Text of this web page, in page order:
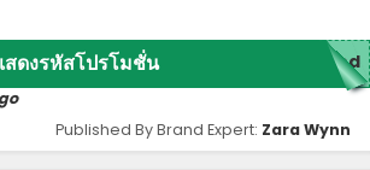
สดงรหัสโปรโมชั่น ded
Published By Brand Expert: Zara Wynn